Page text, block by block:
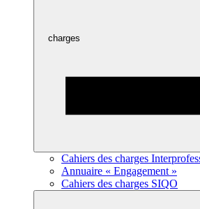
charges
Cahiers des charges
Annuaire « Engagement »
Cahiers des charges SIQO